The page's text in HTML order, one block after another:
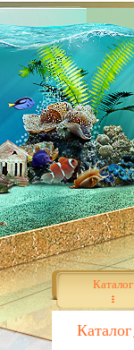
Каталог
Каталог